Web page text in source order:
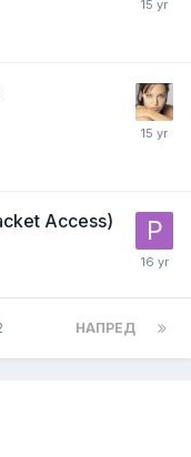
Access)
НАПРЕД